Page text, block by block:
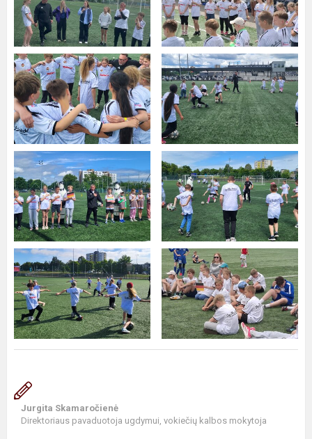
Jurgita Skamaročienė
Direktoriaus pavaduotoja ugdymui, vokiečių kalbos mokytoja